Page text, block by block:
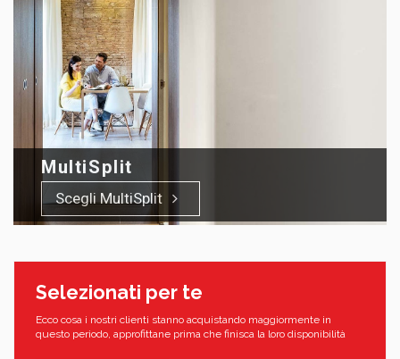
MultiSplit
Scegli MultiSplit
Selezionati per te
Ecco cosa i nostri clienti stanno acquistando maggiormente in
questo periodo, approfittane prima che finisca la loro disponibilità